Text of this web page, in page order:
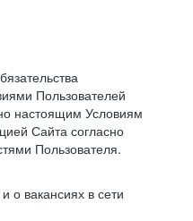
Пользователей
настоящим Условиям
Сайта согласно
Пользователя.
о вакансиях в сети